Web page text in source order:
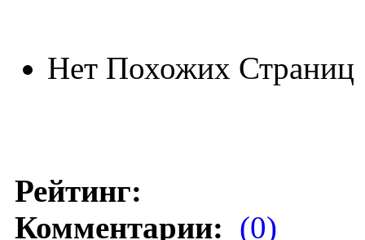
Нет Похожих Страниц
Рейтинг:
Комментарии: (0)